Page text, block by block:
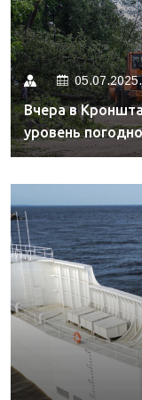
05.07.2025.
Вчера в
уровень